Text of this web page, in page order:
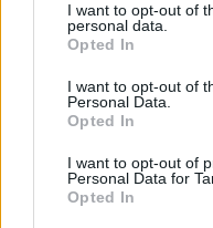
I want to opt-out of
personal data.
Opted In
I want to opt-out of
Personal Data.
Opted In
I want to opt-out of
Personal Data for
Opted In